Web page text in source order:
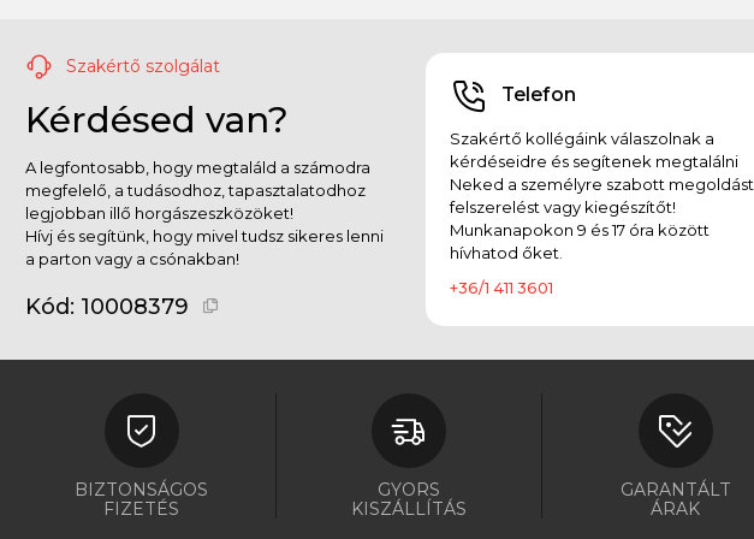
Szakértő szolgálat
Kérdésed van?
A legfontosabb, hogy megtaláld a számodra
megfelelő, a tudásodhoz, tapasztalatodhoz
legjobban illő horgászeszközöket!
Hívj és segítünk, hogy mivel tudsz sikeres lenni
a parton vagy a csónakban!
Kód: 10008379
Telefon
Szakértő kollégáink válaszolnak a
kérdéseidre és segítenek megtalálni
Neked a személyre szabott megoldást,
felszerelést vagy kiegészítőt!
Munkanapokon 9 és 17 óra között
hívhatod őket.
+36/1 411 3601
BIZTONSÁGOS
FIZETÉS
GYORS
KISZÁLLÍTÁS
GARANTÁLT
ÁRAK